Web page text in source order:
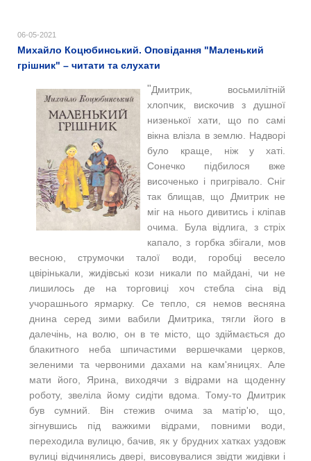
06-05-2021
Михайло Коцюбинський. Оповідання "Маленький
грішник" – читати та слухати
"Дмитрик, восьмилітній
хлопчик, вискочив з душної
низенької хати, що по самі
вікна влізла в землю. Надворі
було краще, ніж у хаті.
Сонечко підбилося вже
височенько і пригрівало. Сніг
так блищав, що Дмитрик не
міг на нього дивитись і кліпав
очима. Була відлига, з стріх
капало, з горбка збігали, мов
весною, струмочки талої води, горобці весело
цвірінькали, жидівські кози никали по майдані, чи не
лишилось де на торговиці хоч стебла сіна від
учорашнього ярмарку. Се тепло, ся немов весняна
днина серед зими вабили Дмитрика, тягли його в
далечінь, на волю, он в те місто, що здіймається до
блакитного неба шпичастими вершечками церков,
зеленими та червоними дахами на кам'яницях. Але
мати його, Ярина, виходячи з відрами на щоденну
роботу, звеліла йому сидіти вдома. Тому-то Дмитрик
був сумний. Він стежив очима за матір'ю, що,
зігнувшись під важкими відрами, повними води,
переходила вулицю, бачив, як у брудних хатках уздовж
вулиці відчинялись двері, висовувалися звідти жидівки і